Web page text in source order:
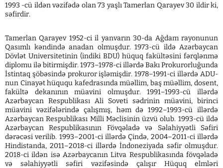
1993 -cü ildən vəzifədə olan 73 yaşlı Tamerlan Qarayev 30 ildir ki,
səfirdir.
Tamerlan Qarayev 1952-ci il yanvarın 30-da Ağdam rayonunun
Qasımlı kəndində anadan olmuşdur. 1973-cü ildə Azərbaycan
Dövlət Universitetinin (indiki BDU) hüquq fakültəsini fərqlənmə
diplomu ilə bitirmişdir. 1973–1978-ci illərdə Bakı Prokurorluğunda
İstintaq şöbəsində prokuror işləmişdir. 1978–1991-ci illərdə ADU-
nun Cinayət hüququ kafedrasında müəllim, baş müəllim, dosent,
fakültə dekanının müavini olmuşdur. 1991–1993-cü illərdə
Azərbaycan Respublikası Ali Soveti sədrinin müavini, birinci
müavini vəzifələrində çalışmış, həm də 1992–1993-cü illərdə
Azərbaycan Respublikası Milli Məclisinin üzvü olub. 1993-cü ildə
Azərbaycan Respublikasının Fövqəladə və Səlahiyyətli Səfiri
dərəcəsi verilib. 1993–2001-ci illərdə Çində, 2004–2011-ci illərdə
Hindistanda, 2011–2018-ci illərdə İndoneziyada səfir olmuşdur.
2018-ci ildən isə Azərbaycanın Litva Respublikasında fövqəladə
və səlahiyyətli səfiri vəzifəsində çalışır Hüquq elmləri